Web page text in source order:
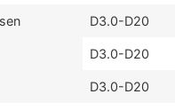
D3.0-D20
D3.0-D20
D3.0-D20